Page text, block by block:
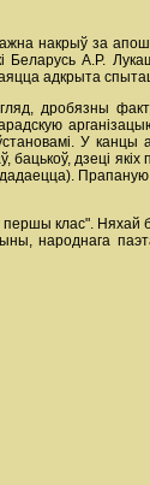
накрыў за
А.Р.
адкрыта
дробязны
У
бацькоў, дзеці
клас". Няхай
народнага